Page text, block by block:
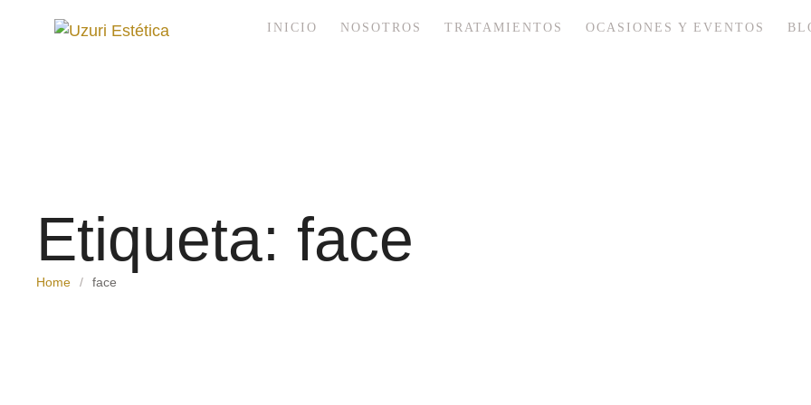
INICIO NOSOTROS TRATAMIENTOS OCASIONES Y EVENTOS
Etiqueta: face
Home / face